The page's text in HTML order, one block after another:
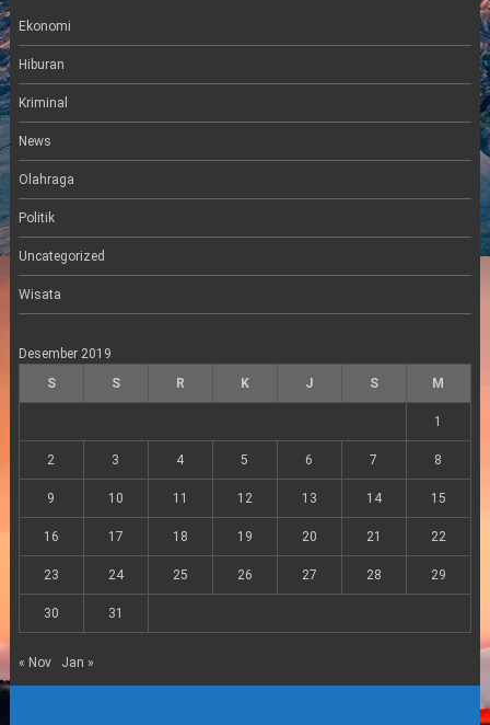
r
a
Ekonomi
Hiburan
Kriminal
News
Olahraga
Politik
Uncategorized
Wisata
Desember 2019
S
S R K J S M
1
2 3 4 5 6 7 8
9 10 11 12 13 14 15
16 17 18 19 20 21 22
23 24 25 26 27 28 29
30 31
« Nov Jan »